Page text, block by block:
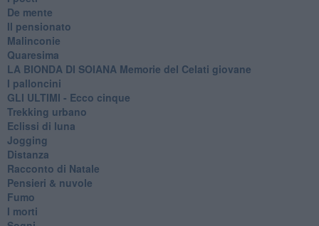
De mente
Il pensionato
Malinconie
Quaresima
LA BIONDA DI SOIANA Memorie del Celati giovane
I palloncini
GLI ULTIMI - Ecco cinque
Trekking urbano
Eclissi di luna
Jogging
Distanza
Racconto di Natale
Pensieri & nuvole
Fumo
I morti